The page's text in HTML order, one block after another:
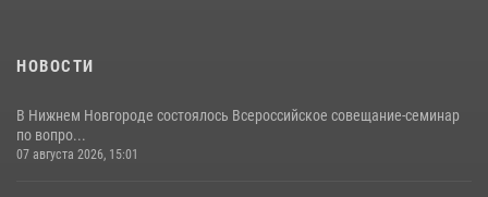
НОВОСТИ
В Нижнем Новгороде состоялось Всероссийское совещание-семинар
по вопро...
07 августа 2026, 15:01